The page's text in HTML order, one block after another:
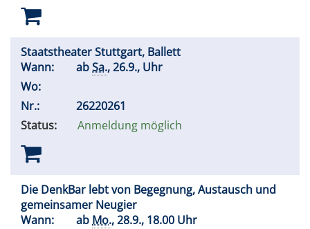
Staatstheater Stuttgart, Ballett
Wann:
abSa., 26.9., Uhr
Wo:
Nr.:
26220261
Status:
Anmeldung möglich
Die DenkBar lebt von Begegnung, Austausch und
gemeinsamer Neugier
Wann:
ab Mo., 28.9., 18.00 Uhr